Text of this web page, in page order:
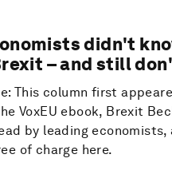
didn't
– and still
This column first
VoxEU ebook, Brexit
by leading
of charge here.